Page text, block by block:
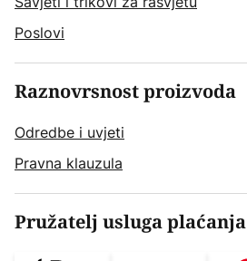
Poslovi
Raznovrsnost proizvoda
Odredbe i uvjeti
Pravna klauzula
Pružatelj usluga plaćanja